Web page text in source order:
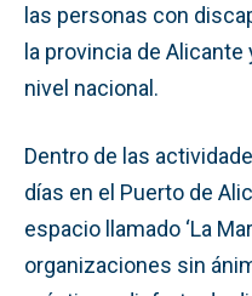
las personas con
la provincia de
nivel nacional.
Dentro de las
días en el Puerto de
espacio llamado ‘La
organizaciones sin